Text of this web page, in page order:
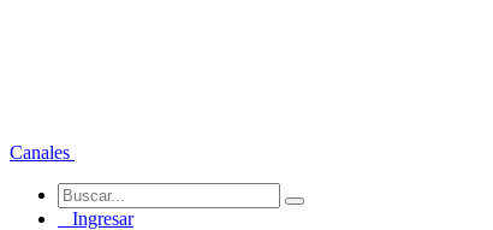
Canales
Ingresar